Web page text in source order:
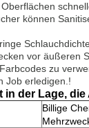
können
vor äußeren
zu
Job erledigen.!
in der Lage,
Billige